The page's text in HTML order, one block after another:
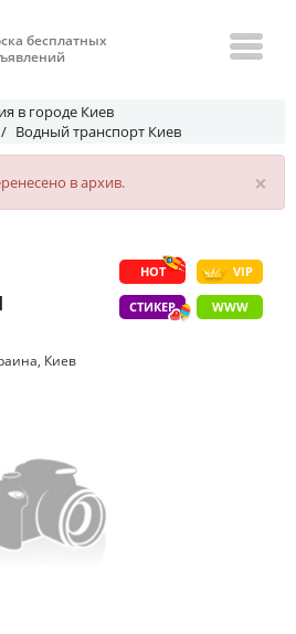
бесплатных
в городе Киев
Водный транспорт Киев
×
в архив.
HOT VIP
СТИКЕР WWW
Киев